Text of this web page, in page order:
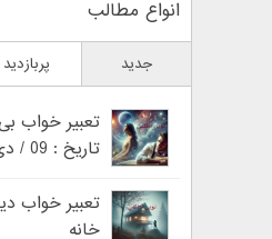
انواع مطالب
جدید پربازدید
تعبیر خواب
تاریخ : 09 / دی / 1403
تعبیر خواب
خانه